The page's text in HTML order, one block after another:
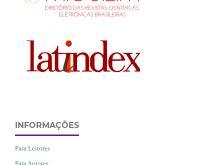
INFORMAÇÕES
Para Leitores
Para Autores